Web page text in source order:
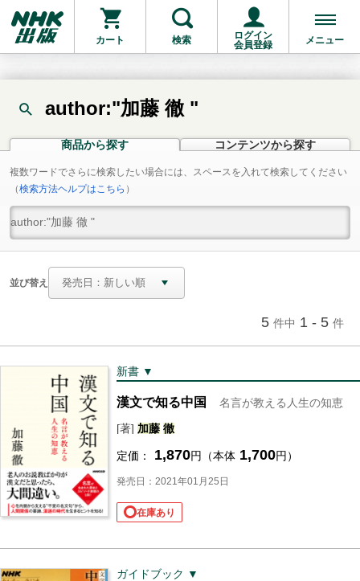
カート 検索
ログイン
会員登録
メニュー
author:"加藤 徹 "
商品から探す コンテンツから探す
複数ワードでさらに検索したい場合には、スペースを入れて検索してください
（検索方法ヘルプはこちら ）
並び替え
5 件中 1 - 5 件
新書 ▼
漢文で知る中国
名言が教える人生の知恵
[著] 加藤 徹
定価： 1,870円（本体 1,700円）
発売日：2021年01月25日
在庫あり
ガイドブック ▼